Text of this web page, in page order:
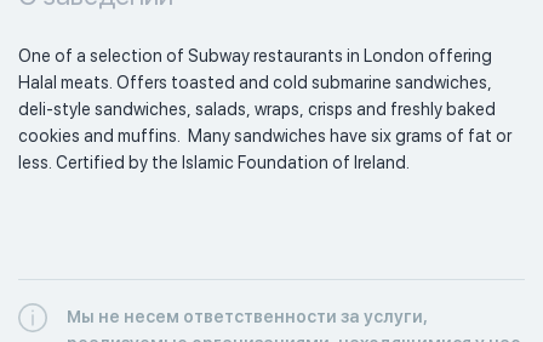
One of a selection of Subway restaurants in London offering
Halal meats. Offers toasted and cold submarine sandwiches,
deli-style sandwiches, salads, wraps, crisps and freshly baked
cookies and muffins.  Many sandwiches have six grams of fat or
less. Certified by the Islamic Foundation of Ireland.
Мы не несем ответственности за услуги,